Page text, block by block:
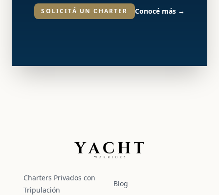
SOLICITÁ UN CHARTER Conocé más →
Yacht Warriors
Charters Privados con
Tripulación
Blog